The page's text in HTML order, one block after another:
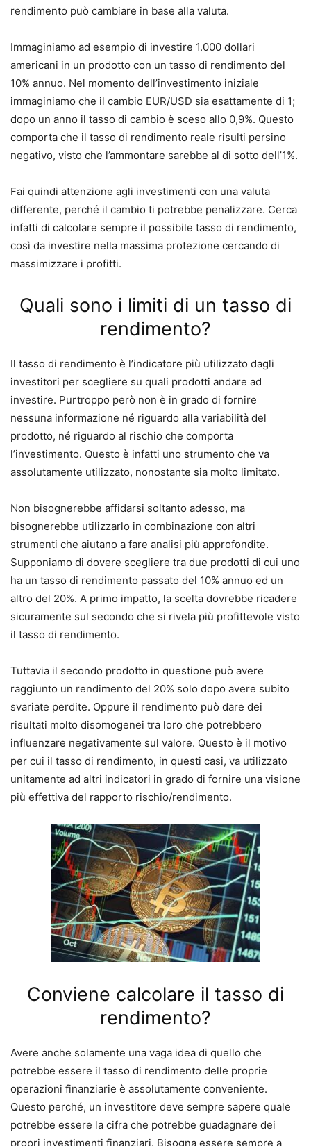
rendimento può cambiare in base alla valuta.
Immaginiamo ad esempio di investire 1.000 dollari
americani in un prodotto con un tasso di rendimento del
10% annuo. Nel momento dell’investimento iniziale
immaginiamo che il cambio EUR/USD sia esattamente di 1;
dopo un anno il tasso di cambio è sceso allo 0,9%. Questo
comporta che il tasso di rendimento reale risulti persino
negativo, visto che l’ammontare sarebbe al di sotto dell’1%.
Fai quindi attenzione agli investimenti con una valuta
differente, perché il cambio ti potrebbe penalizzare. Cerca
infatti di calcolare sempre il possibile tasso di rendimento,
così da investire nella massima protezione cercando di
massimizzare i profitti.
Quali sono i limiti di un tasso di
rendimento?
Il tasso di rendimento è l’indicatore più utilizzato dagli
investitori per scegliere su quali prodotti andare ad
investire. Purtroppo però non è in grado di fornire
nessuna informazione né riguardo alla variabilità del
prodotto, né riguardo al rischio che comporta
l’investimento. Questo è infatti uno strumento che va
assolutamente utilizzato, nonostante sia molto limitato.
Non bisognerebbe affidarsi soltanto adesso, ma
bisognerebbe utilizzarlo in combinazione con altri
strumenti che aiutano a fare analisi più approfondite.
Supponiamo di dovere scegliere tra due prodotti di cui uno
ha un tasso di rendimento passato del 10% annuo ed un
altro del 20%. A primo impatto, la scelta dovrebbe ricadere
sicuramente sul secondo che si rivela più profittevole visto
il tasso di rendimento.
Tuttavia il secondo prodotto in questione può avere
raggiunto un rendimento del 20% solo dopo avere subito
svariate perdite. Oppure il rendimento può dare dei
risultati molto disomogenei tra loro che potrebbero
influenzare negativamente sul valore. Questo è il motivo
per cui il tasso di rendimento, in questi casi, va utilizzato
unitamente ad altri indicatori in grado di fornire una visione
più effettiva del rapporto rischio/rendimento.
Conviene calcolare il tasso di
rendimento?
Avere anche solamente una vaga idea di quello che
potrebbe essere il tasso di rendimento delle proprie
operazioni finanziarie è assolutamente conveniente.
Questo perché, un investitore deve sempre sapere quale
potrebbe essere la cifra che potrebbe guadagnare dei
propri investimenti finanziari. Bisogna essere sempre a